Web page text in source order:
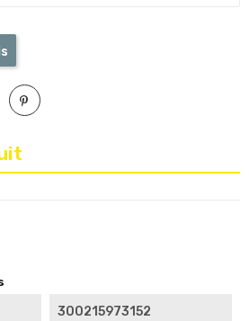
300215973152